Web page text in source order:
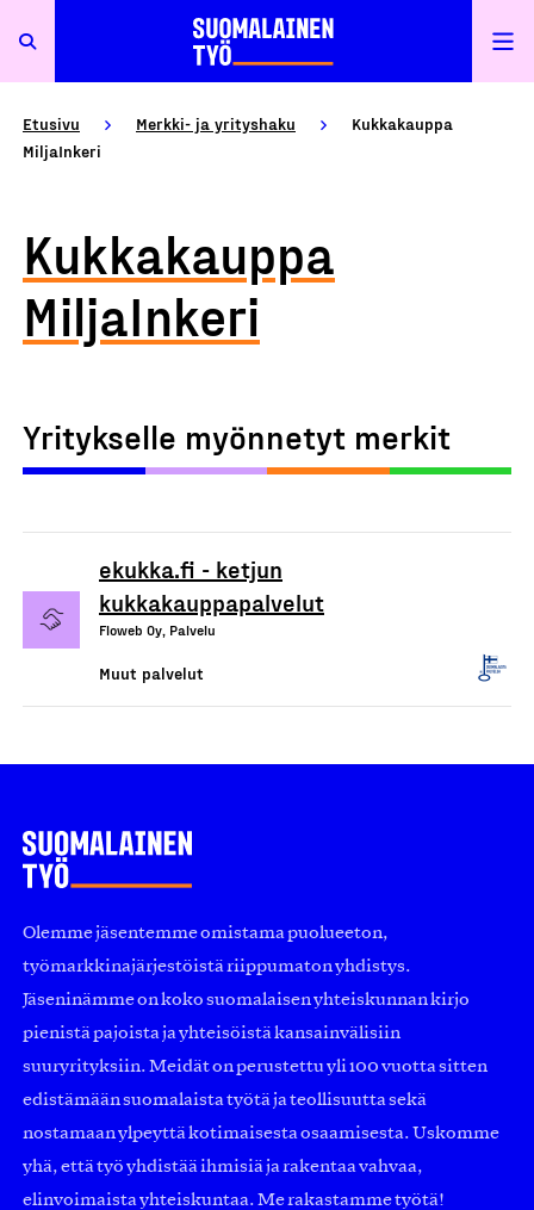
Etusivu Merkki- ja yrityshaku
Kukkakauppa
MiljaInkeri
Kukkakauppa
MiljaInkeri
Yritykselle myönnetyt merkit
ekukka.fi - ketjun
kukkakauppapalvelut
Floweb Oy, Palvelu
Muut palvelut
Olemme jäsentemme omistama puolueeton,
työmarkkinajärjestöistä riippumaton yhdistys.
Jäseninämme on koko suomalaisen yhteiskunnan kirjo
pienistä pajoista ja yhteisöistä kansainvälisiin
suuryrityksiin. Meidät on perustettu yli 100 vuotta sitten
edistämään suomalaista työtä ja teollisuutta sekä
nostamaan ylpeyttä kotimaisesta osaamisesta. Uskomme
yhä, että työ yhdistää ihmisiä ja rakentaa vahvaa,
elinvoimaista yhteiskuntaa. Me rakastamme työtä!